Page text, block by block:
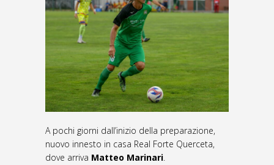
A pochi giorni dall’inizio della preparazione,
nuovo innesto in casa Real Forte Querceta,
dove arriva Matteo Marinari.